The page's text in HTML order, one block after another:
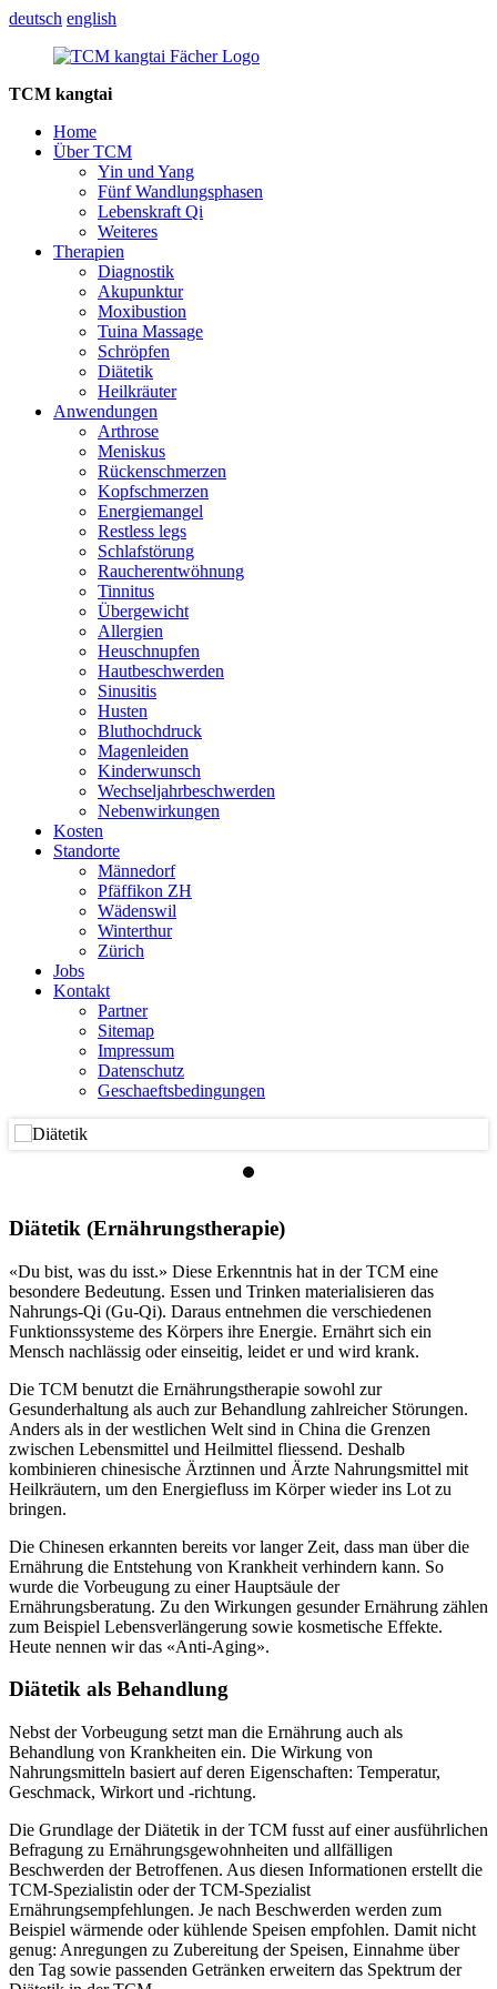
deutsch english
TCM kangtai
Home
Über TCM
Yin und Yang
Fünf Wandlungsphasen
Lebenskraft Qi
Weiteres
Therapien
Diagnostik
Akupunktur
Moxibustion
Tuina Massage
Schröpfen
Diätetik
Heilkräuter
Anwendungen
Arthrose
Meniskus
Rückenschmerzen
Kopfschmerzen
Energiemangel
Restless legs
Schlafstörung
Raucherentwöhnung
Tinnitus
Übergewicht
Allergien
Heuschnupfen
Hautbeschwerden
Sinusitis
Husten
Bluthochdruck
Magenleiden
Kinderwunsch
Wechseljahrbeschwerden
Nebenwirkungen
Kosten
Standorte
Männedorf
Pfäffikon ZH
Wädenswil
Winterthur
Zürich
Jobs
Kontakt
Partner
Sitemap
Impressum
Datenschutz
Geschaeftsbedingungen
Diätetik (Ernährungstherapie)
«Du bist, was du isst.» Diese Erkenntnis hat in der TCM eine
besondere Bedeutung. Essen und Trinken materialisieren das
Nahrungs-Qi (Gu-Qi). Daraus entnehmen die verschiedenen
Funktionssysteme des Körpers ihre Energie. Ernährt sich ein
Mensch nachlässig oder einseitig, leidet er und wird krank.
Die TCM benutzt die Ernährungstherapie sowohl zur
Gesunderhaltung als auch zur Behandlung zahlreicher Störungen.
Anders als in der westlichen Welt sind in China die Grenzen
zwischen Lebensmittel und Heilmittel fliessend. Deshalb
kombinieren chinesische Ärztinnen und Ärzte Nahrungsmittel mit
Heilkräutern, um den Energiefluss im Körper wieder ins Lot zu
bringen.
Die Chinesen erkannten bereits vor langer Zeit, dass man über die
Ernährung die Entstehung von Krankheit verhindern kann. So
wurde die Vorbeugung zu einer Hauptsäule der
Ernährungsberatung. Zu den Wirkungen gesunder Ernährung zählen
zum Beispiel Lebensverlängerung sowie kosmetische Effekte.
Heute nennen wir das «Anti-Aging».
Diätetik als Behandlung
Nebst der Vorbeugung setzt man die Ernährung auch als
Behandlung von Krankheiten ein. Die Wirkung von
Nahrungsmitteln basiert auf deren Eigenschaften: Temperatur,
Geschmack, Wirkort und -richtung.
Die Grundlage der Diätetik in der TCM fusst auf einer ausführlichen
Befragung zu Ernährungsgewohnheiten und allfälligen
Beschwerden der Betroffenen. Aus diesen Informationen erstellt die
TCM-Spezialistin oder der TCM-Spezialist
Ernährungsempfehlungen. Je nach Beschwerden werden zum
Beispiel wärmende oder kühlende Speisen empfohlen. Damit nicht
genug: Anregungen zu Zubereitung der Speisen, Einnahme über
den Tag sowie passenden Getränken erweitern das Spektrum der